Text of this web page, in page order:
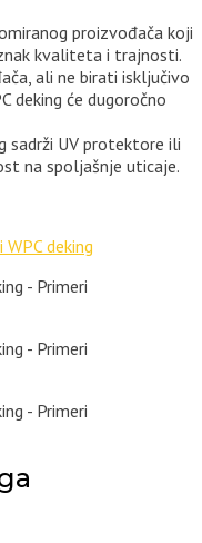
proizvođača koji
kvaliteta i trajnosti.
ali ne birati isključivo
deking će dugoročno
sadrži UV protektore ili
na spoljašnje uticaje.